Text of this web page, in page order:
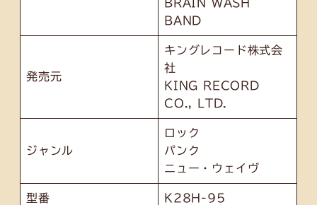
BRAIN WASH
BAND
発売元
キングレコード株式会
社
KING RECORD
CO., LTD.
ジャンル
ロック
パンク
ニュー・ウェイヴ
型番 K28H-95